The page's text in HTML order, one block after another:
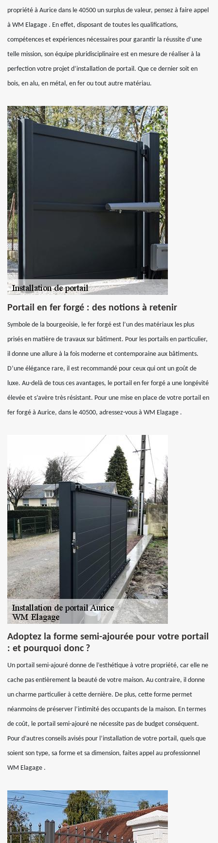
propriété à Aurice dans le 40500 un surplus de valeur, pensez à faire appel
à WM Elagage . En effet, disposant de toutes les qualifications,
compétences et expériences nécessaires pour garantir la réussite d’une
telle mission, son équipe pluridisciplinaire est en mesure de réaliser à la
perfection votre projet d’installation de portail. Que ce dernier soit en
bois, en alu, en métal, en fer ou tout autre matériau.
Portail en fer forgé : des notions à retenir
Symbole de la bourgeoisie, le fer forgé est l’un des matériaux les plus
prisés en matière de travaux sur bâtiment. Pour les portails en particulier,
il donne une allure à la fois moderne et contemporaine aux bâtiments.
D’une élégance rare, il est recommandé pour ceux qui ont un goût de
luxe. Au-delà de tous ces avantages, le portail en fer forgé a une longévité
élevée et s’avère très résistant. Pour une mise en place de votre portail en
fer forgé à Aurice, dans le 40500, adressez-vous à WM Elagage .
Adoptez la forme semi-ajourée pour votre portail
: et pourquoi donc ?
Un portail semi-ajouré donne de l’esthétique à votre propriété, car elle ne
cache pas entièrement la beauté de votre maison. Au contraire, il donne
un charme particulier à cette dernière. De plus, cette forme permet
néanmoins de préserver l’intimité des occupants de la maison. En termes
de coût, le portail semi-ajouré ne nécessite pas de budget conséquent.
Pour d’autres conseils avisés pour l’installation de votre portail, quels que
soient son type, sa forme et sa dimension, faites appel au professionnel
WM Elagage .